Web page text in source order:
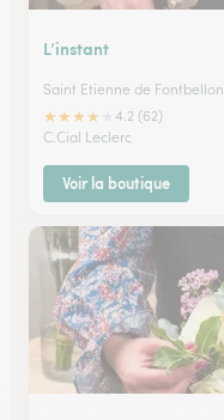
L’instant
Saint Etienne de Fontbellon
★★★★
4.2 (62)
C.Cial Leclerc
Voir la boutique